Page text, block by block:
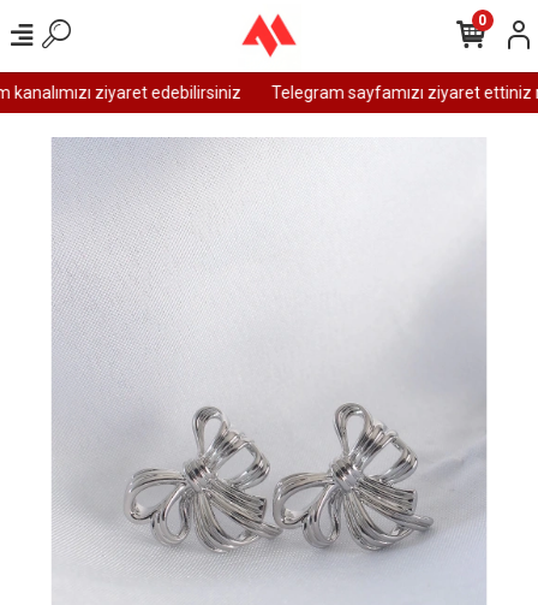
ziyaret edebilirsiniz Telegram sayfamızı ziyaret ettiniz
0